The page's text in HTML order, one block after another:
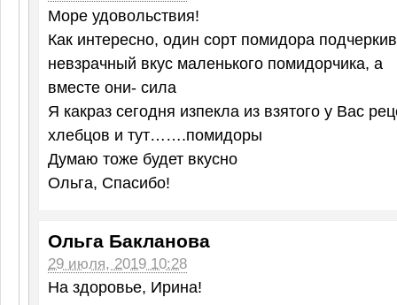
Море удовольствия!
Как интересно, один сорт помидора
невзрачный вкус маленького помидорчика, а
вместе они- сила
Я какраз сегодня изпекла из взятого у Вас
хлебцов и тут…….помидоры
Думаю тоже будет вкусно
Ольга, Спасибо!
Ольга Бакланова
29 июля, 2019 10:28
На здоровье, Ирина!